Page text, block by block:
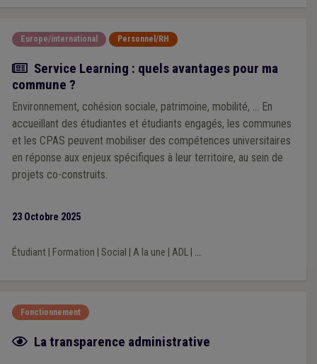
Europe/international Personnel/RH
Actualité
Service Learning : quels avantages pour ma
commune ?
Environnement, cohésion sociale, patrimoine, mobilité, ... En
accueillant des étudiantes et étudiants engagés, les communes
et les CPAS peuvent mobiliser des compétences universitaires
en réponse aux enjeux spécifiques à leur territoire, au sein de
projets co-construits.
23 Octobre 2025
Étudiant| Formation Social A la une ADL| ...
Fonctionnement
Fiche focus
La transparence administrative